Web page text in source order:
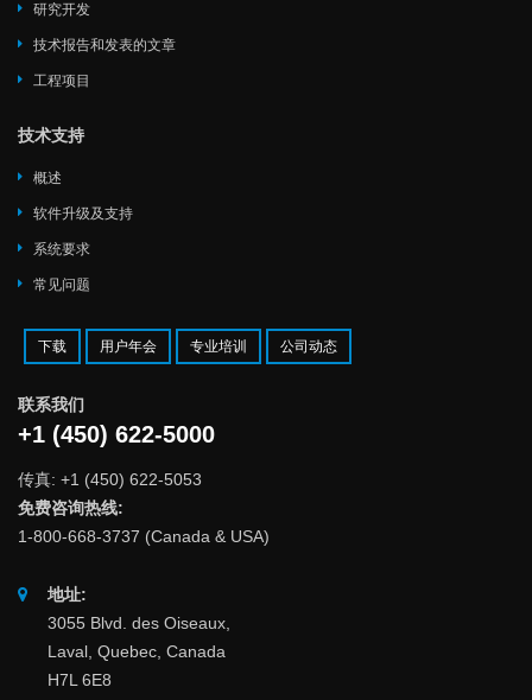
研究开发
技术报告和发表的文章
工程项目
技术支持
概述
软件升级及支持
系统要求
常见问题
下载 用户年会 专业培训 公司动态
联系我们
+1 (450) 622-5000
传真: +1 (450) 622-5053
免费咨询热线:
1-800-668-3737 (Canada & USA)
地址:
3055 Blvd. des Oiseaux,
Laval, Quebec, Canada
H7L 6E8